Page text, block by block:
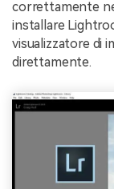
correttamente
installare
visualizzatore di
direttamente.